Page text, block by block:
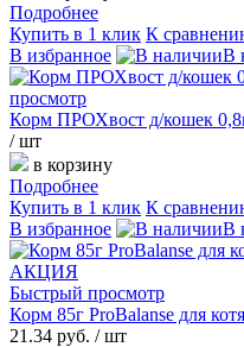
Подробнее
Купить в 1 клик К
В избранное
В
просмотр
Корм ПРОХвост д/кошек
/ шт
в корзину
Подробнее
Купить в 1 клик К
В избранное
В
Быстрый просмотр
Корм 85г ProBalanse для
21.34 руб. / шт